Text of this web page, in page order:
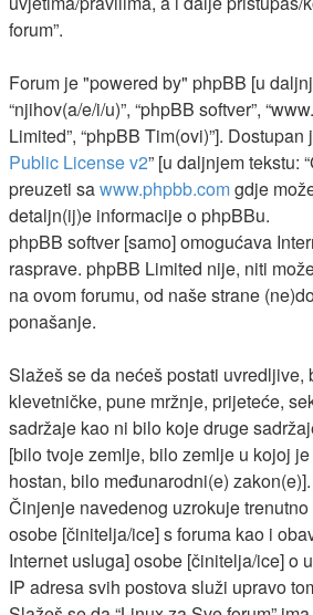
forum”.
Forum je "powered by" phpBB [u
“njihov(a/e/i/u)”, “phpBB softver”,
Limited”, “phpBB Tim(ovi)”]. Dostupan
Public License v2” [u daljnjem tekstu:
preuzeti sawww.phpbb.comgdje
detaljn(ij)e informacije o phpBBu.
phpBB softver [samo] omogućava
rasprave. phpBB Limited nije, niti
na ovom forumu, od naše strane
ponašanje.
Slažeš se da nećeš postati uvredljive,
klevetničke, pune mržnje, prijeteće,
sadržaje kao ni bilo koje druge
[bilo tvoje zemlje, bilo zemlje u kojoj je
hostan, bilo međunarodni(e) zakon(e)].
Činjenje navedenog uzrokuje
osobe [činitelja/ice] s foruma kao i
Internet usluga] osobe [činitelja/ice] o
IP adresa svih postova služi upravo